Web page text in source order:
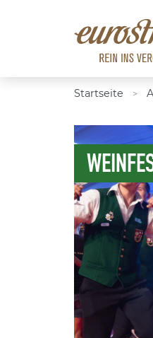
Startseite >